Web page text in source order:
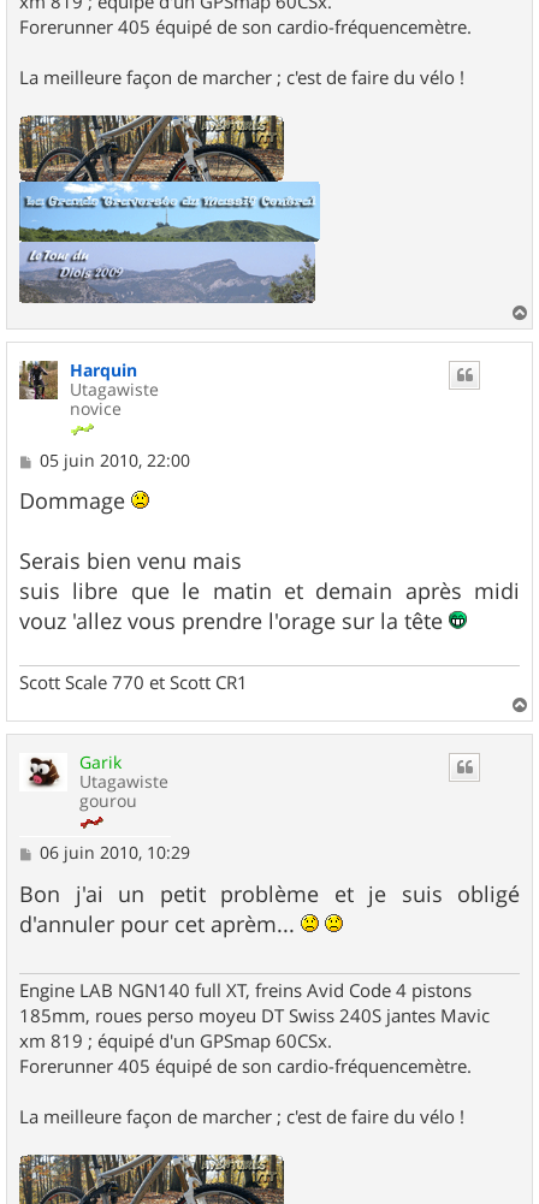
Forerunner 405 équipé de son cardio-fréquencemètre.
La meilleure façon de marcher ; c'est de faire du vélo !
a
Harquin
Utagawiste
novice
M
s
s
g
e
05 juin 2010, 22:00
Dommage
Serais bien venu mais
suis libre que le matin et demain après midi
vouz 'allez vous prendre l'orage sur la tête
Scott Scale 770 et Scott CR1
a
Garik
Utagawiste
gourou
M
s
s
a
06 juin 2010, 10:29
Bon j'ai un petit problème et je suis obligé
d'annuler pour cet aprèm...
Engine LAB NGN140 full XT, freins Avid Code 4 pistons
185mm, roues perso moyeu DT Swiss 240S jantes Mavic
xm 819 ; équipé d'un GPSmap 60CSx.
Forerunner 405 équipé de son cardio-fréquencemètre.
La meilleure façon de marcher ; c'est de faire du vélo !